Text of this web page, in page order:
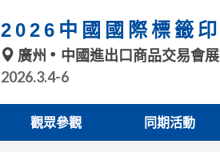
2026中國國際標籤
廣州
中國進出口商品交易會
2026.3.4-6
觀眾參觀 同期活動